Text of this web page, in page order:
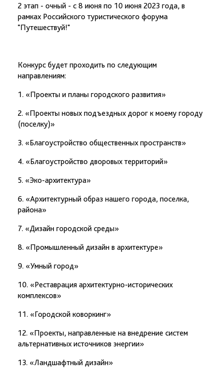
2 этап - очный - с 8 июня по 10 июня 2023 года, в
рамках Российского туристического форума
"Путешествуй!"
Конкурс будет проходить по следующим
направлениям:
1. «Проекты и планы городского развития»
2. «Проекты новых подъездных дорог к моему городу
(поселку)»
3. «Благоустройство общественных пространств»
4. «Благоустройство дворовых территорий»
5. «Эко-архитектура»
6. «Архитектурный образ нашего города, поселка,
района»
7. «Дизайн городской среды»
8. «Промышленный дизайн в архитектуре»
9. «Умный город»
10. «Реставрация архитектурно-исторических
комплексов»
11. «Городской коворкинг»
12. «Проекты, направленные на внедрение систем
альтернативных источников энергии»
13. «Ландшафтный дизайн»